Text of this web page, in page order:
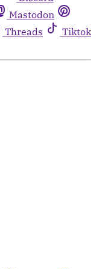
Mastodon
Threads
Tiktok